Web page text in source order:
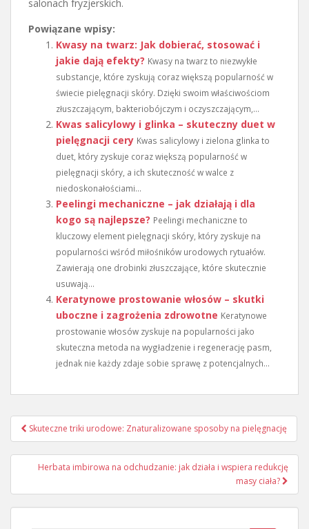
salonach fryzjerskich.
Powiązane wpisy:
Kwasy na twarz: Jak dobierać, stosować i
jakie dają efekty? Kwasy na twarz to niezwykłe
substancje, które zyskują coraz większą popularność w
świecie pielęgnacji skóry. Dzięki swoim właściwościom
złuszczającym, bakteriobójczym i oczyszczającym,...
Kwas salicylowy i glinka – skuteczny duet w
pielęgnacji cery Kwas salicylowy i zielona glinka to
duet, który zyskuje coraz większą popularność w
pielęgnacji skóry, a ich skuteczność w walce z
niedoskonałościami...
Peelingi mechaniczne – jak działają i dla
kogo są najlepsze? Peelingi mechaniczne to
kluczowy element pielęgnacji skóry, który zyskuje na
popularności wśród miłośników urodowych rytuałów.
Zawierają one drobinki złuszczające, które skutecznie
usuwają...
Keratynowe prostowanie włosów – skutki
uboczne i zagrożenia zdrowotne Keratynowe
prostowanie włosów zyskuje na popularności jako
skuteczna metoda na wygładzenie i regenerację pasm,
jednak nie każdy zdaje sobie sprawę z potencjalnych...
Nawigacja
wpisu
Skuteczne triki urodowe: Znaturalizowane sposoby na pielęgnację
Herbata imbirowa na odchudzanie: jak działa i wspiera redukcję
masy ciała?